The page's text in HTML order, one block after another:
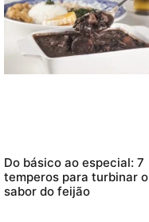
Do básico ao especial: 7
temperos para turbinar o
sabor do feijão